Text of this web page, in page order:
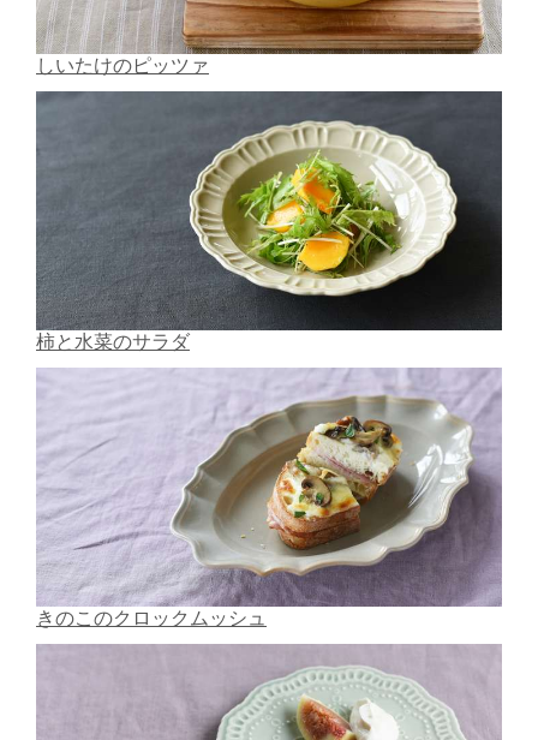
しいたけのピッツァ
柿と水菜のサラダ
きのこのクロックムッシュ